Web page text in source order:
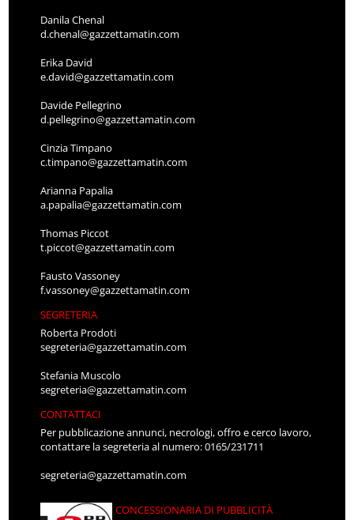
Danila Chenal
d.chenal@gazzettamatin.com
Erika David
e.david@gazzettamatin.com
Davide Pellegrino
d.pellegrino@gazzettamatin.com
Cinzia Timpano
c.timpano@gazzettamatin.com
Arianna Papalia
a.papalia@gazzettamatin.com
Thomas Piccot
t.piccot@gazzettamatin.com
Fausto Vassoney
f.vassoney@gazzettamatin.com
SEGRETERIA
Roberta Prodoti
segreteria@gazzettamatin.com
Stefania Muscolo
segreteria@gazzettamatin.com
CONTATTACI
Per pubblicazione annunci, necrologi, offro e cerco lavoro,
contattare la segreteria al numero: 0165/231711
segreteria@gazzettamatin.com
CONCESSIONARIA DI PUBBLICITÀ